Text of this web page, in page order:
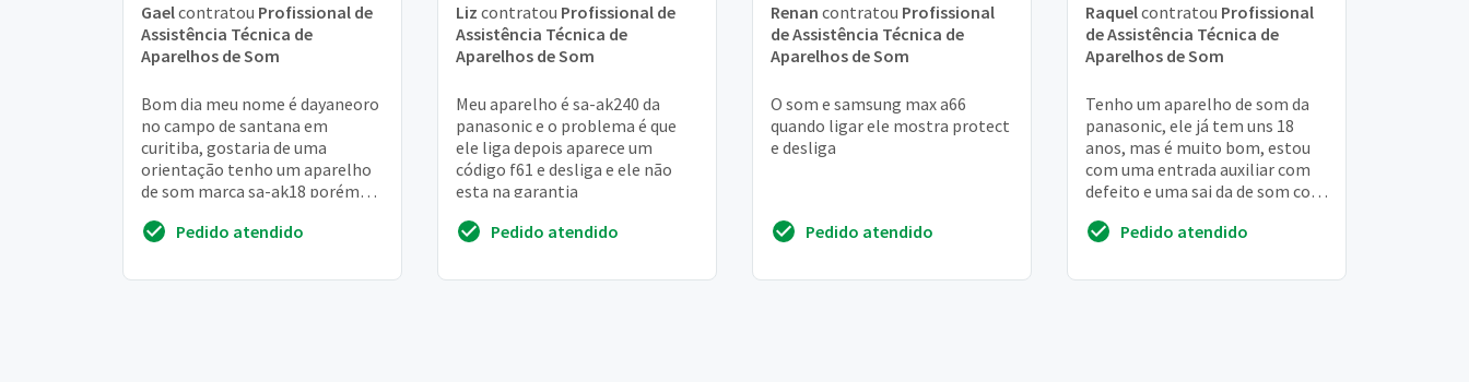
Gaelcontratou Profissional de
Assistência Técnica de
Aparelhos de Som
Bom dia meu nome é dayaneoro
no campo de santana em
curitiba, gostaria de uma
orientação tenho um aparelho
de som marca sa-ak18 porém
gostaria de saber se tem con...
Pedido atendido
Liz contratou Profissional de
Assistência Técnica de
Aparelhos de Som
Meu aparelho é sa-ak240 da
panasonic e o problema é que
ele liga depois aparece um
código f61 e desliga e ele não
esta na garantia
Pedido atendido
Renan contratou Profissional
de Assistência Técnica de
Aparelhos de Som
O som e samsung max a66
quando ligar ele mostra protect
e desliga
Pedido atendido
Raquelcontratou Profissional
de Assistência Técnica de
Aparelhos de Som
Tenho um aparelho de som da
panasonic, ele já tem uns 18
anos, mas é muito bom, estou
com uma entrada auxiliar com
defeito e uma sai da de som com
só aumen...
Pedido atendido